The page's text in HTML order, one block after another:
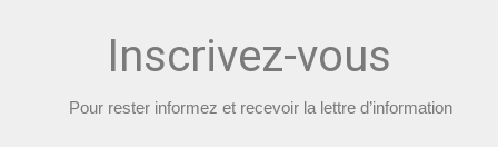
Inscrivez-vous
Pour rester informez et recevoir la lettre d’information